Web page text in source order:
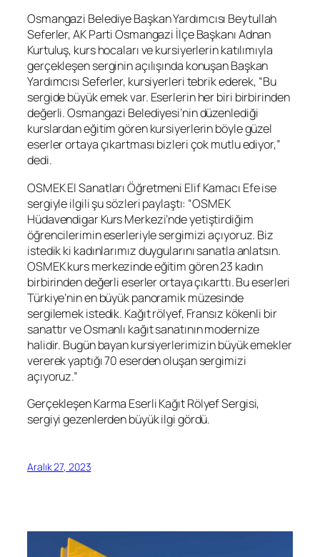
Osmangazi Belediye Başkan Yardımcısı Beytullah
Seferler, AK Parti Osmangazi İlçe Başkanı Adnan
Kurtuluş, kurs hocaları ve kursiyerlerin katılımıyla
gerçekleşen serginin açılışında konuşan Başkan
Yardımcısı Seferler, kursiyerleri tebrik ederek, “Bu
sergide büyük emek var. Eserlerin her biri birbirinden
değerli. Osmangazi Belediyesi’nin düzenlediği
kurslardan eğitim gören kursiyerlerin böyle güzel
eserler ortaya çıkartması bizleri çok mutlu ediyor,”
dedi.
OSMEK El Sanatları Öğretmeni Elif Kamacı Efe ise
sergiyle ilgili şu sözleri paylaştı: “OSMEK
Hüdavendigar Kurs Merkezi’nde yetiştirdiğim
öğrencilerimin eserleriyle sergimizi açıyoruz. Biz
istedik ki kadınlarımız duygularını sanatla anlatsın.
OSMEK kurs merkezinde eğitim gören 23 kadın
birbirinden değerli eserler ortaya çıkarttı. Bu eserleri
Türkiye’nin en büyük panoramik müzesinde
sergilemek istedik. Kağıt rölyef, Fransız kökenli bir
sanattır ve Osmanlı kağıt sanatının modernize
halidir. Bugün bayan kursiyerlerimizin büyük emekler
vererek yaptığı 70 eserden oluşan sergimizi
açıyoruz.”
Gerçekleşen Karma Eserli Kağıt Rölyef Sergisi,
sergiyi gezenlerden büyük ilgi gördü.
Aralık 27, 2023